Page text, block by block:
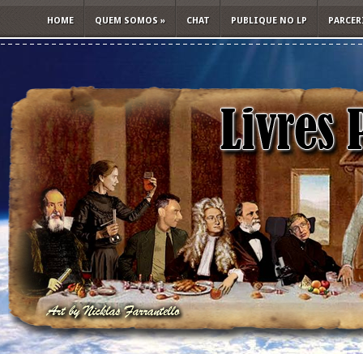
HOME QUEM SOMOS » CHAT PUBLIQUE NO LP